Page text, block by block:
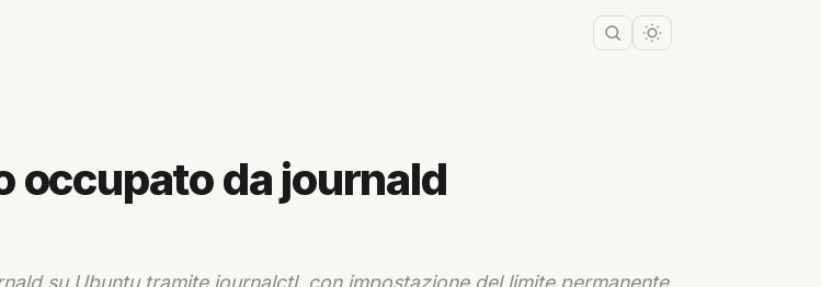
occupato da journald